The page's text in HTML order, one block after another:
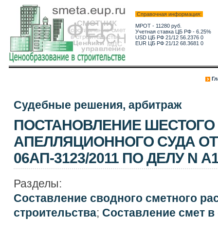
Справочная информация:
МРОТ - 11280 руб.
Учетная ставка ЦБ РФ - 6.25%
USD ЦБ РФ 21/12 56.2376 0
EUR ЦБ РФ 21/12 68.3681 0
Судебные решения, арбитраж
ПОСТАНОВЛЕНИЕ
АПЕЛЛЯЦИОННОГО СУДА ОТ
06АП-3123/2011 ПО ДЕЛУ N
Разделы:
Составление сводного сметного
строительства; Составление смет в